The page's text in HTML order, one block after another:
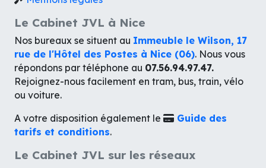
Le Cabinet JVL à Nice
Nos bureaux se situent au Immeuble le Wilson, 17
rue de l'Hôtel des Postes à Nice (06). Nous vous
répondons par téléphone au 07.56.94.97.47.
Rejoignez-nous facilement en tram, bus, train, vélo
ou voiture.
A votre disposition également le
Guide des
tarifs et conditions.
Le Cabinet JVL sur les réseaux